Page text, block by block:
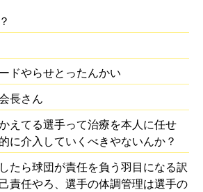
ドやらせとったんかい
長さん
えてる選手って治療を本人に任せ
に介入していくべきやないんか？
たら球団が責任を負う羽目になる訳
責任やろ、選手の体調管理は選手の